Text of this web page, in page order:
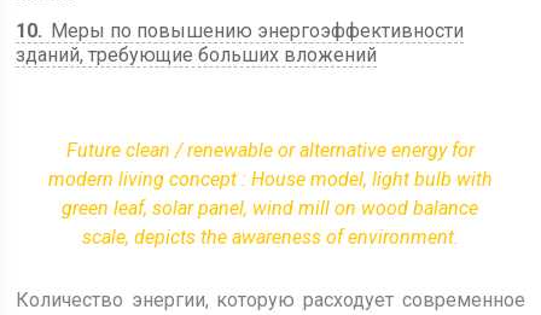
10
Меры по повышению энергоэффективности
зданий, требующие больших вложений
Future clean / renewable or alternative energy for
modern living concept : House model, light bulb with
green leaf, solar panel, wind mill on wood balance
scale, depicts the awareness of environment.
Количество энергии, которую расходует современное